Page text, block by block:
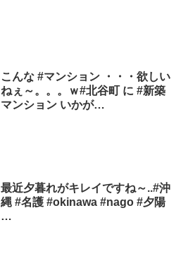
こんな #マンション ・・・欲しい
ねぇ～。。。ｗ#北谷町 に #新築
マンション いかが…
最近夕暮れがキレイですね～..#沖
縄 #名護 #okinawa #nago #夕陽
…